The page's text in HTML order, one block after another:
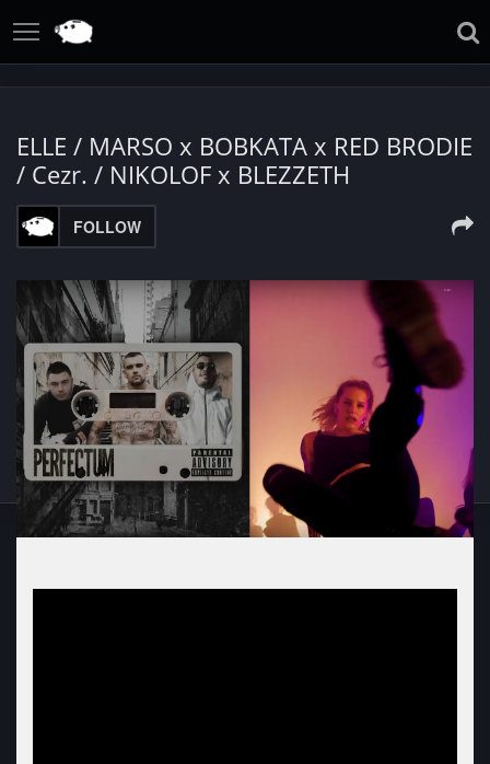
ELLE / MARSO x BOBKATA x RED BRODIE
/ Cezr. / NIKOLOF x BLEZZETH
FOLLOW